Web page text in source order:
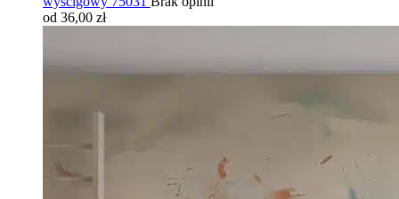
od 36,00 zł